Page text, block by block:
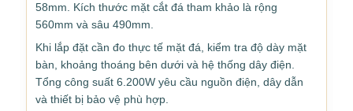
58mm. Kích thước mặt cắt đá tham khảo là rộng
560mm và sâu 490mm.
Khi lắp đặt cần đo thực tế mặt đá, kiểm tra độ dày mặt
bàn, khoảng thoáng bên dưới và hệ thống dây điện.
Tổng công suất 6.200W yêu cầu nguồn điện, dây dẫn
và thiết bị bảo vệ phù hợp.